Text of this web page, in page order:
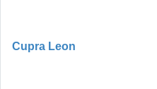
Cupra Leon